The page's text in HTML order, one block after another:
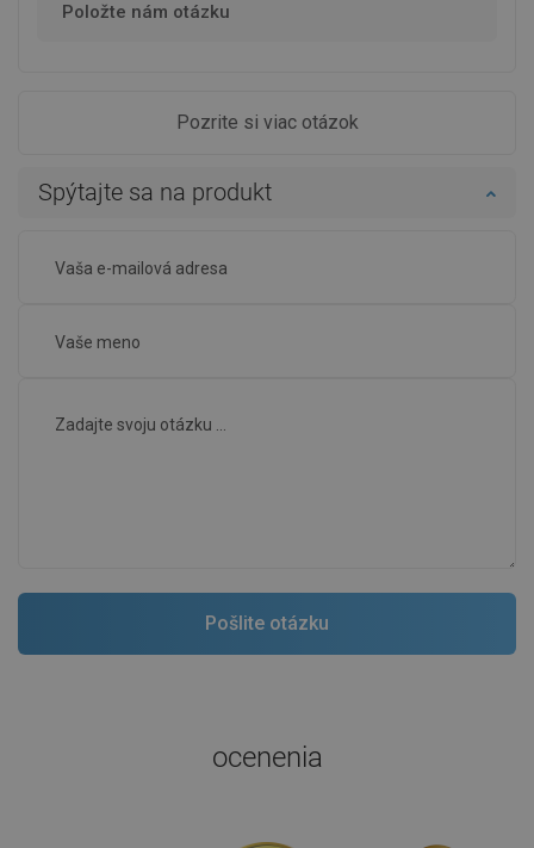
Položte nám otázku
Pozrite si viac otázok
Spýtajte sa na produkt
ocenenia